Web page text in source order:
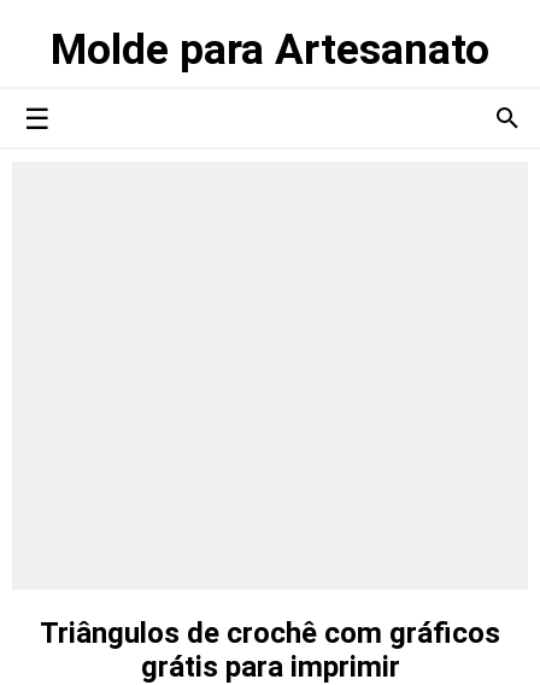
Molde para Artesanato
Triângulos de crochê com gráficos
grátis para imprimir